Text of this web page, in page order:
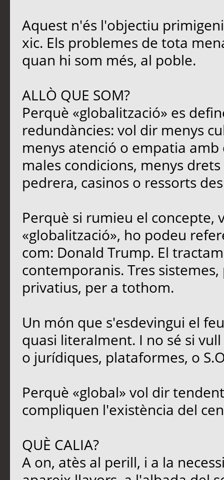
Aquest n'és l'objectiu
xic. Els problemes de tota
quan hi som més, al poble.
ALLÒ QUE SOM?
Perquè «globalització» es
redundàncies: vol dir menys
menys atenció o empatia
males condicions, menys
pedrera, casinos o ressorts
Perquè si rumieu el concepte,
«globalització», ho podeu
com: Donald Trump. El
contemporanis. Tres
privatius, per a tothom.
Un món que s'esdevingui el
quasi literalment. I no sé si
o jurídiques, plataformes, o
Perquè «global» vol dir
compliquen l'existència del
QUÈ CALIA?
A on, atès al perill, i a la